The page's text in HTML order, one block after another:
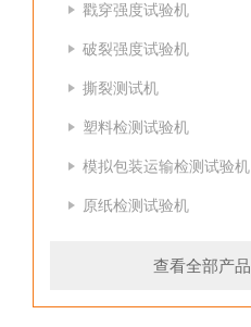
戳穿强度试验机
破裂强度试验机
撕裂测试机
塑料检测试验机
模拟包装运输检测试验机
原纸检测试验机
查看全部产品